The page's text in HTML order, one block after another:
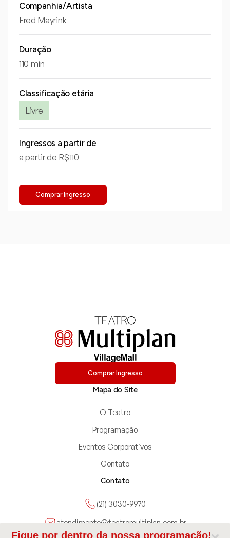
Fique por dentro da nossa programação!
Companhia/Artista
Fred Mayrink
Duração
110 min
Classificação etária
Livre
Ingressos a partir de
a partir de R$110
Comprar Ingresso
Comprar Ingresso
Mapa do Site
O Teatro
Programação
Eventos Corporativos
Contato
Contato
(21) 3030-9970
atendimento@teatromultiplan.com.br